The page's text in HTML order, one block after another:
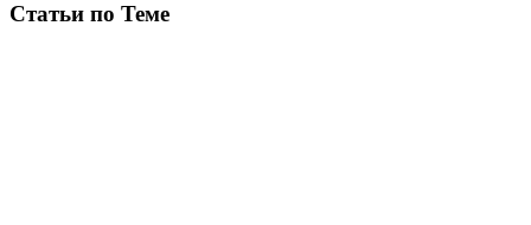
Статьи по Теме